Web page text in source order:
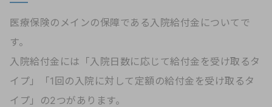
医療保険のメインの保障である入院給付金についてで
す。
入院給付金には「入院日数に応じて給付金を受け取るタ
イプ」「1回の入院に対して定額の給付金を受け取るタ
イプ」の2つがあります。